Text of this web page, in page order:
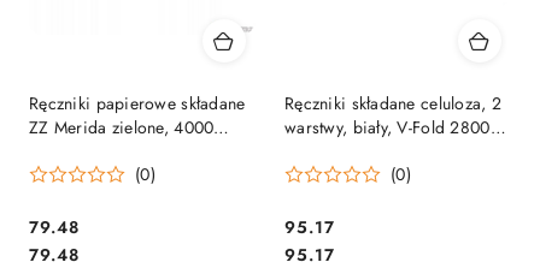
Ręczniki papierowe składane
ZZ Merida zielone, 4000
(0)
Cena:
79.48
Cena:
79.48
Ręczniki składane celuloza, 2
warstwy, biały, V-Fold 2800
PROFESSIONAL No Name
(0)
Cena:
95.17
Cena:
95.17